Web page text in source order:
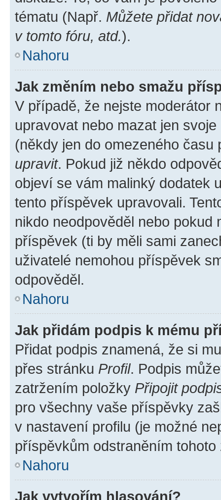
tématu (Např. Můžete přidat
v tomto fóru, atd.).
Nahoru
Jak změním nebo smažu
V případě, že nejste moderátor
upravovat nebo mazat jen
(někdy jen do omezeného
upravit. Pokud již někdo
objeví se vám malinký dodatek
tento příspěvek upravovali.
nikdo neodpověděl nebo pokud
příspěvek (ti by měli sami
uživatelé nemohou příspěvek
odpověděl.
Nahoru
Jak přidám podpis k mému
Přidat podpis znamená, že si
přes stránku Profil. Podpis
zatržením položky Připojit
pro všechny vaše příspěvky
v nastavení profilu (je možné
příspěvkům odstraněním
Nahoru
Jak vytvořím hlasování?